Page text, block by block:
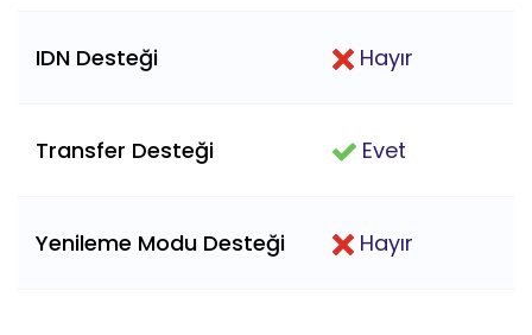
IDN Desteği Hayır
Transfer Desteği Evet
Yenileme Modu Desteği Hayır